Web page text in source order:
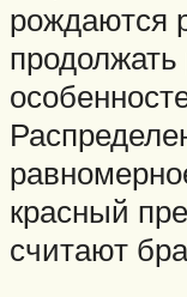
рождаются
красный
считают